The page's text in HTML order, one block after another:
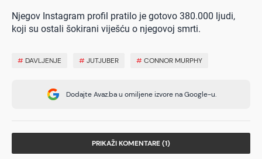
Njegov Instagram profil pratilo je gotovo 380.000 ljudi,
koji su ostali šokirani viješću o njegovoj smrti.
# DAVLJENJE #JUTJUBER #CONNOR MURPHY
Dodajte Avaz.ba u omiljene izvore na Google-u.
PRIKAŽI KOMENTARE (1)